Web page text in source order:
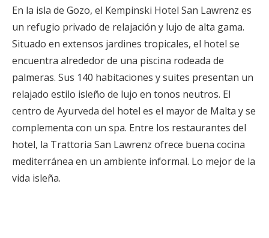
En la isla de Gozo, el Kempinski Hotel San Lawrenz es
un refugio privado de relajación y lujo de alta gama.
Situado en extensos jardines tropicales, el hotel se
encuentra alrededor de una piscina rodeada de
palmeras. Sus 140 habitaciones y suites presentan un
relajado estilo isleño de lujo en tonos neutros. El
centro de Ayurveda del hotel es el mayor de Malta y se
complementa con un spa. Entre los restaurantes del
hotel, la Trattoria San Lawrenz ofrece buena cocina
mediterránea en un ambiente informal. Lo mejor de la
vida isleña.